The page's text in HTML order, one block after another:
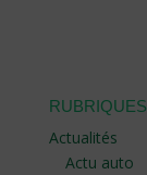
RUBRIQUES
Actualités
Actu auto